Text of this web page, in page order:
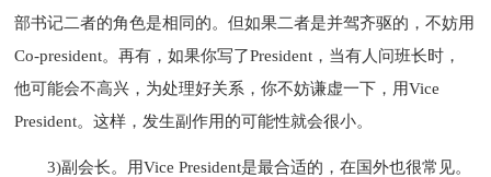
部书记二者的角色是相同的。但如果二者是并驾齐驱的，不妨用
Co-president。再有，如果你写了President，当有人问班长时，
他可能会不高兴，为处理好关系，你不妨谦虚一下，用Vice
President。这样，发生副作用的可能性就会很小。
3)副会长。用Vice President是最合适的，在国外也很常见。